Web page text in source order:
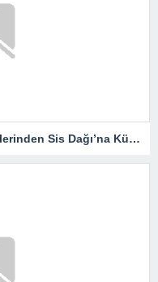
Şalpazarı Atatürk İlkokulu Öğrencilerinden Sis Dağı’na Kültür Gezisi